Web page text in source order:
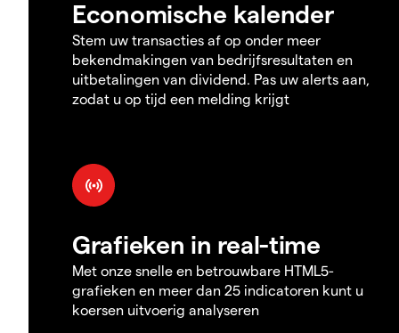
Economische kalender
Stem uw transacties af op onder meer
bekendmakingen van bedrijfsresultaten en
uitbetalingen van dividend. Pas uw alerts aan,
zodat u op tijd een melding krijgt
Grafieken in real-time
Met onze snelle en betrouwbare HTML5-
grafieken en meer dan 25 indicatoren kunt u
koersen uitvoerig analyseren